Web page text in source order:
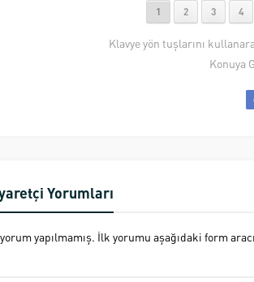
1 2 3 4
Klavye yön tuşlarını
Konuya
Yorumları
yapılmamış. İlk yorumu aşağıdaki form